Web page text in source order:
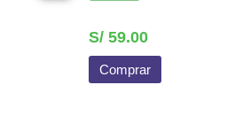
S/ 59.00
Comprar